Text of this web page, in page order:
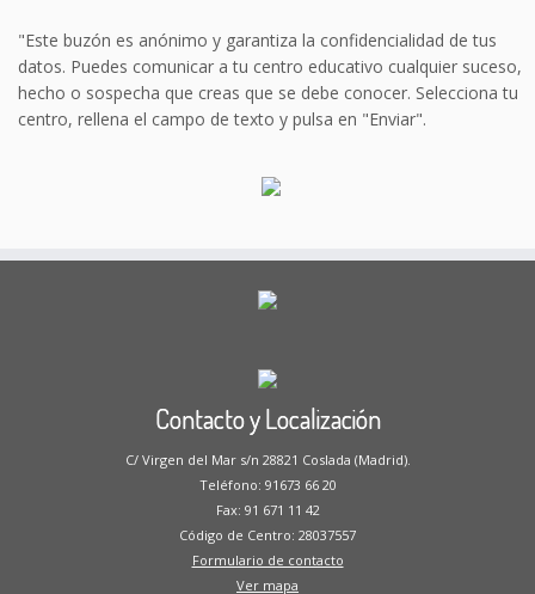
"Este buzón es anónimo y garantiza la confidencialidad de tus
datos. Puedes comunicar a tu centro educativo cualquier suceso,
hecho o sospecha que creas que se debe conocer. Selecciona tu
centro, rellena el campo de texto y pulsa en "Enviar".
Contacto y Localización
C/ Virgen del Mar s/n 28821 Coslada (Madrid).
Teléfono: 91673 66 20
Fax: 91 671 11 42
Código de Centro: 28037557
Formulario de contacto
Ver mapa